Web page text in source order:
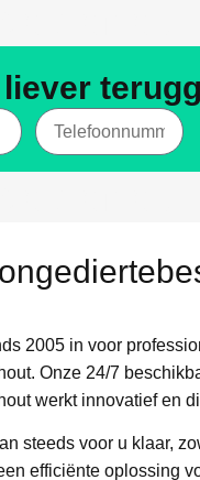
2005 in voor
Onze 24/7
werkt innovatief en
steeds voor u klaar,
efficiënte oplossing